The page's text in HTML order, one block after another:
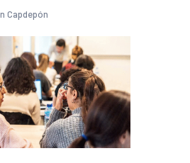
Capdepón